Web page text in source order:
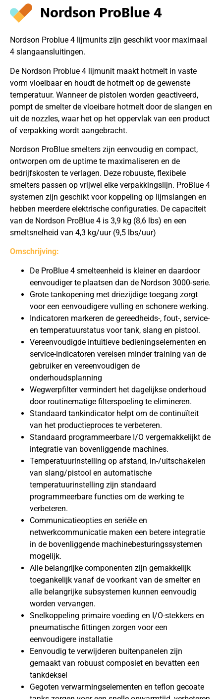
Nordson ProBlue 4
Nordson Problue 4 lijmunits zijn geschikt voor maximaal
4 slangaansluitingen.
De Nordson Problue 4 lijmunit maakt hotmelt in vaste
vorm vloeibaar en houdt de hotmelt op de gewenste
temperatuur. Wanneer de pistolen worden geactiveerd,
pompt de smelter de vloeibare hotmelt door de slangen en
uit de nozzles, waar het op het oppervlak van een product
of verpakking wordt aangebracht.
Nordson ProBlue smelters zijn eenvoudig en compact,
ontworpen om de uptime te maximaliseren en de
bedrijfskosten te verlagen. Deze robuuste, flexibele
smelters passen op vrijwel elke verpakkingslijn. ProBlue 4
systemen zijn geschikt voor koppeling op lijmslangen en
hebben meerdere elektrische configuraties. De capaciteit
van de Nordson ProBlue 4 is 3,9 kg (8,6 lbs) en een
smeltsnelheid van 4,3 kg/uur (9,5 lbs/uur)
Omschrijving:
De ProBlue 4 smelteenheid is kleiner en daardoor
eenvoudiger te plaatsen dan de Nordson 3000-serie.
Grote tankopening met driezijdige toegang zorgt
voor een eenvoudigere vulling en schonere werking.
Indicatoren markeren de gereedheids-, fout-, service-
en temperatuurstatus voor tank, slang en pistool.
Vereenvoudigde intuïtieve bedieningselementen en
service-indicatoren vereisen minder training van de
gebruiker en vereenvoudigen de
onderhoudsplanning
Wegwerpfilter vermindert het dagelijkse onderhoud
door routinematige filterspoeling te elimineren.
Standaard tankindicator helpt om de continuïteit
van het productieproces te verbeteren.
Standaard programmeerbare I/O vergemakkelijkt de
integratie van bovenliggende machines.
Temperatuurinstelling op afstand, in-/uitschakelen
van slang/pistool en automatische
temperatuurinstelling zijn standaard
programmeerbare functies om de werking te
verbeteren.
Communicatieopties en seriële en
netwerkcommunicatie maken een betere integratie
in de bovenliggende machinebesturingssystemen
mogelijk.
Alle belangrijke componenten zijn gemakkelijk
toegankelijk vanaf de voorkant van de smelter en
alle belangrijke subsystemen kunnen eenvoudig
worden vervangen.
Snelkoppeling primaire voeding en I/O-stekkers en
pneumatische fittingen zorgen voor een
eenvoudigere installatie
Eenvoudig te verwijderen buitenpanelen zijn
gemaakt van robuust composiet en bevatten een
tankdeksel
Gegoten verwarmingselementen en teflon gecoate